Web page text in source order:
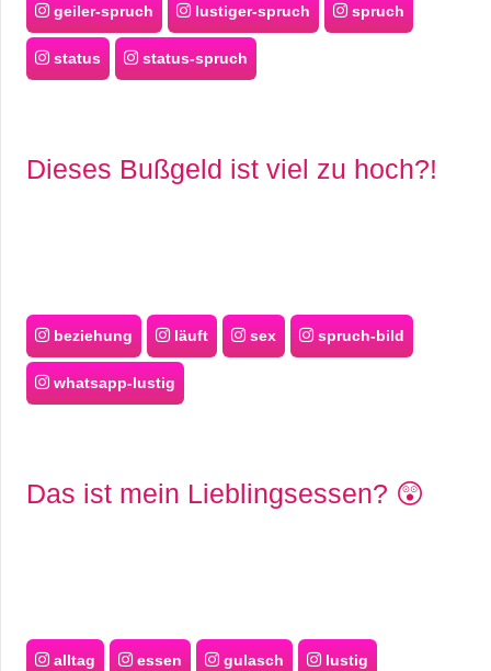
geiler-spruch lustiger-spruch spruch
status status-spruch
Dieses Bußgeld ist viel zu hoch?!
beziehung läuft sex spruch-bild
whatsapp-lustig
Das ist mein Lieblingsessen? 😲
alltag essen gulasch lustig